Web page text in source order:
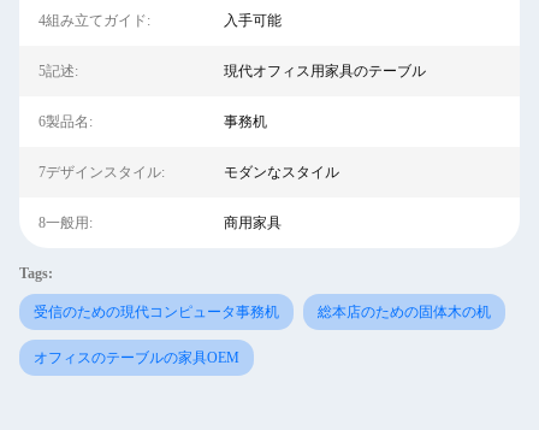
4組み立てガイド: 入手可能
5記述: 現代オフィス用家具のテーブル
6製品名: 事務机
7デザインスタイル: モダンなスタイル
8一般用: 商用家具
Tags:
受信のための現代コンピュータ事務机 総本店のための固体木の机
オフィスのテーブルの家具OEM